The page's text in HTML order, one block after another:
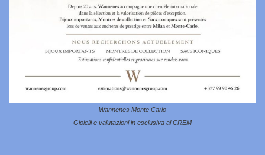
Wannenes Monte Carlo
Gioielli e valutazioni in esclusiva al CREM